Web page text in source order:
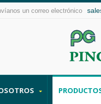
un correo electrónico